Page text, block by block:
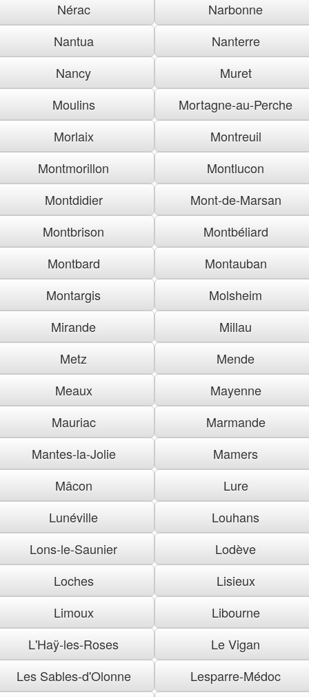
Nérac
Narbonne
Nantua
Nanterre
Nancy
Muret
Moulins
Mortagne-au-Perche
Morlaix
Montreuil
Montmorillon
Montlucon
Montdidier
Mont-de-Marsan
Montbrison
Montbéliard
Montbard
Montauban
Montargis
Molsheim
Mirande
Millau
Metz
Mende
Meaux
Mayenne
Mauriac
Marmande
Mantes-la-Jolie
Mamers
Mâcon
Lure
Lunéville
Louhans
Lons-le-Saunier
Lodève
Loches
Lisieux
Limoux
Libourne
L'Haÿ-les-Roses
Le Vigan
Les Sables-d'Olonne
Lesparre-Médoc